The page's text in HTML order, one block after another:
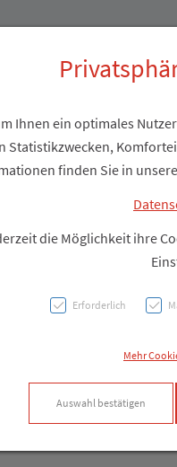
Ihnen ein optimales
Statistikzwecken,
finden Sie in
die Möglichkeit ihre
Erforderlich
Mehr
Auswahl bestätigen